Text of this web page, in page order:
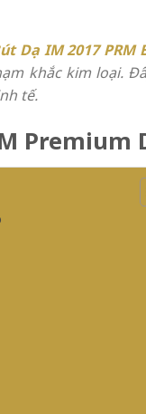
Dạ IM 2017 PRM
khắc kim loại.
tế.
Premium